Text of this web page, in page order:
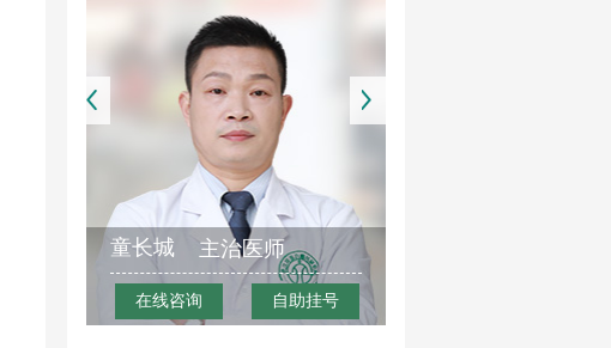
童长城 主治医师
在线咨询 自助挂号